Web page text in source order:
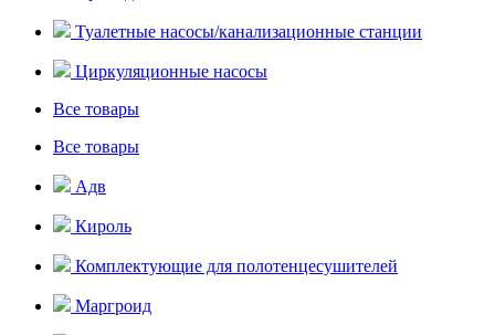
Туалетные насосы/канализационные станции
Циркуляционные насосы
Все товары
Все товары
Адв
Кироль
Комплектующие для полотенцесушителей
Маргроид